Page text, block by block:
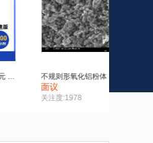
龙旋风实验室专用超微粉机
关注度:4310